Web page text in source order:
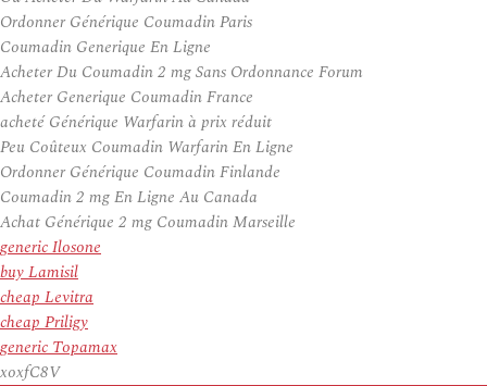
Ordonner Générique Coumadin Paris
Coumadin Generique En Ligne
Acheter Du Coumadin 2 mg Sans Ordonnance Forum
Acheter Generique Coumadin France
acheté Générique Warfarin à prix réduit
Peu Coûteux Coumadin Warfarin En Ligne
Ordonner Générique Coumadin Finlande
Coumadin 2 mg En Ligne Au Canada
Achat Générique 2 mg Coumadin Marseille
generic Ilosone
buy Lamisil
cheap Levitra
cheap Priligy
generic Topamax
xoxfC8V